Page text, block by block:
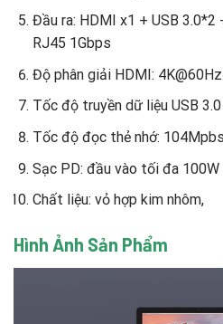
Đầu ra: HDMI x1 + USB
RJ45 1Gbps
Độ phân giải HDMI: 4K@60Hz
Tốc độ truyền dữ liệu USB
Tốc độ đọc thẻ nhớ: 104Mpbs
Sạc PD: đầu vào tối đa 100W
Chất liệu: vỏ hợp kim nhôm,
Hình Ảnh Sản Phẩm